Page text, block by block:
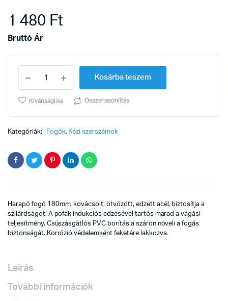
1 480 Ft
Bruttó Ár
harapó
180mm
műanyag
quantity
Kosárba teszem
Kívánságlisa Összehasonlítás
Kategóriák: Fogók, Kézi szerszámok
Harapó fogó 180mm, kovácsolt, ötvözött, edzett acél, biztosítja a
szilárdságot. A pofák indukciós edzésével tartós marad a vágási
teljesítmény. Csúszásgátlós PVC borítás a száron növeli a fogás
biztonságát. Korrózió védelemként feketére lakkozva.
Leírás
További információk